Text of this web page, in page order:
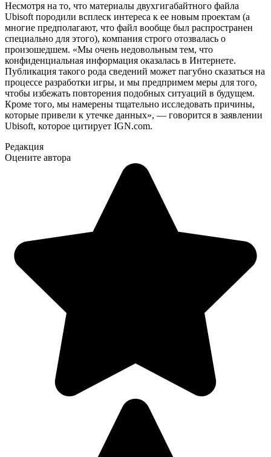
Несмотря на то, что материалы двухгигабайтного файла
Ubisoft породили всплеск интереса к ее новым проектам (а
многие предполагают, что файл вообще был распространен
специально для этого), компания строго отозвалась о
произошедшем. «Мы очень недовольным тем, что
конфиденциальная информация оказалась в Интернете.
Публикация такого рода сведений может пагубно сказаться на
процессе разработки игры, и мы предпримем меры для того,
чтобы избежать повторения подобных ситуаций в будущем.
Кроме того, мы намерены тщательно исследовать причины,
которые привели к утечке данных», — говорится в заявлении
Ubisoft, которое цитирует IGN.com.
Редакция
Оцените автора